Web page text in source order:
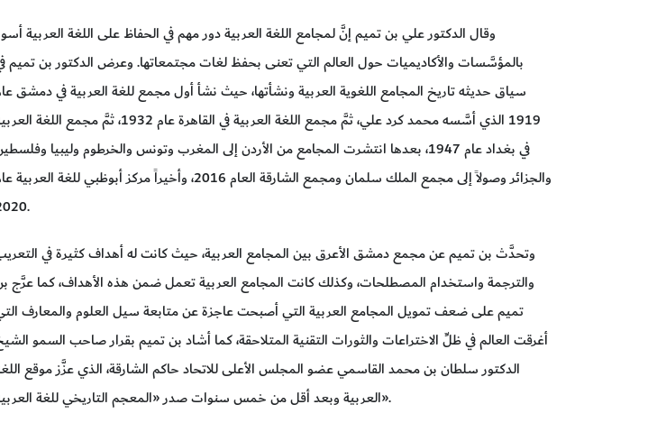
وقال الدكتور علي بن تميم إنَّ لمجامع اللغة العربية دور مهم في الحفاظ على اللغة العربية
بالمؤسَّسات والأكاديميات حول العالم التي تعنى بحفظ لغات مجتمعاتها. وعرض الدكتور بن تميم
سياق حديثه تاريخ المجامع اللغوية العربية ونشأتها، حيث نشأ أول مجمع للغة العربية في دمشق
1919 الذي أسَّسه محمد كرد علي، ثمَّ مجمع اللغة العربية في القاهرة عام 1932، ثمَّ مجمع اللغة
في بغداد عام 1947، بعدها انتشرت المجامع من الأردن إلى المغرب وتونس والخرطوم وليبيا
والجزائر وصولاً إلى مجمع الملك سلمان ومجمع الشارقة العام 2016، وأخيراً مركز أبوظبي للغة
2020.
وتحدَّث بن تميم عن مجمع دمشق الأعرق بين المجامع العربية، حيث كانت له أهداف كثيرة في
والترجمة واستخدام المصطلحات، وكذلك كانت المجامع العربية تعمل ضمن هذه الأهداف، كما عرَّج
تميم على ضعف تمويل المجامع العربية التي أصبحت عاجزة عن متابعة سيل العلوم والمعارف
أغرقت العالم في ظلِّ الاختراعات والثورات التقنية المتلاحقة، كما أشاد بن تميم بقرار صاحب السمو
الدكتور سلطان بن محمد القاسمي عضو المجلس الأعلى للاتحاد حاكم الشارقة، الذي عزَّز موقع
العربية وبعد أقل من خمس سنوات صدر «المعجم التاريخي للغة العربية».